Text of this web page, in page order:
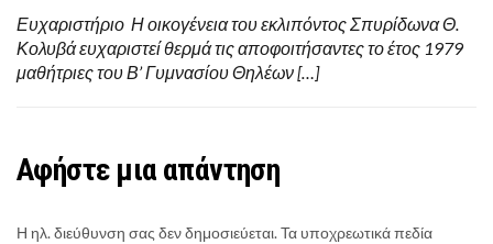
Ευχαριστήριο Η οικογένεια του εκλιπόντος Σπυρίδωνα Θ.
Κολυβά ευχαριστεί θερμά τις αποφοιτήσαντες το έτος 1979
μαθήτριες του Β’ Γυμνασίου Θηλέων […]
Αφήστε μια απάντηση
Η ηλ. διεύθυνση σας δεν δημοσιεύεται.Τα υποχρεωτικά πεδία